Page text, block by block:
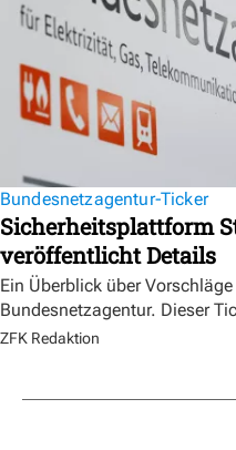
Bundesnetzagentur-Ticker
Sicherheitsplattform
veröffentlicht Details
Ein Überblick über
Bundesnetzagentur. Dieser
ZFK Redaktion